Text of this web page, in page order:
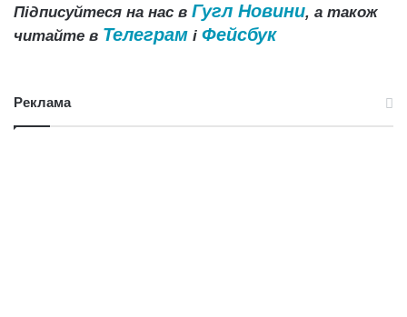
Підписуйтеся на нас в Гугл Новини, а також
читайте в Телеграм і Фейсбук
Реклама